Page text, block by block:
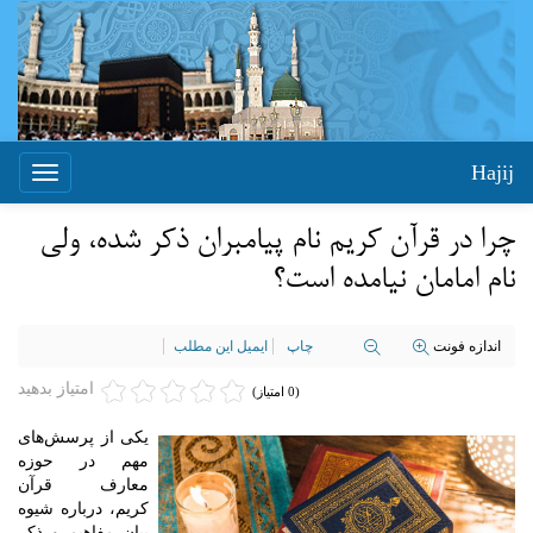
Toggle
Hajij
چرا در قرآن کریم نام پیامبران ذکر شده، ولی
نام امامان نیامده است؟
اندازه فونت چاپ ایمیل این مطلب
امتیاز بدهید (0 امتیاز)
یکی از پرسش‌های
مهم در حوزه
معارف قرآن
کریم، درباره شیوه